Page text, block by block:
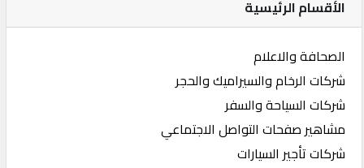
الأقسام الرئيسية
الصحافة والاعلام
شركات الرخام والسيراميك والحجر
شركات السياحة والسفر
مشاهير صفحات التواصل الاجتماعي
شركات تأجير السيارات